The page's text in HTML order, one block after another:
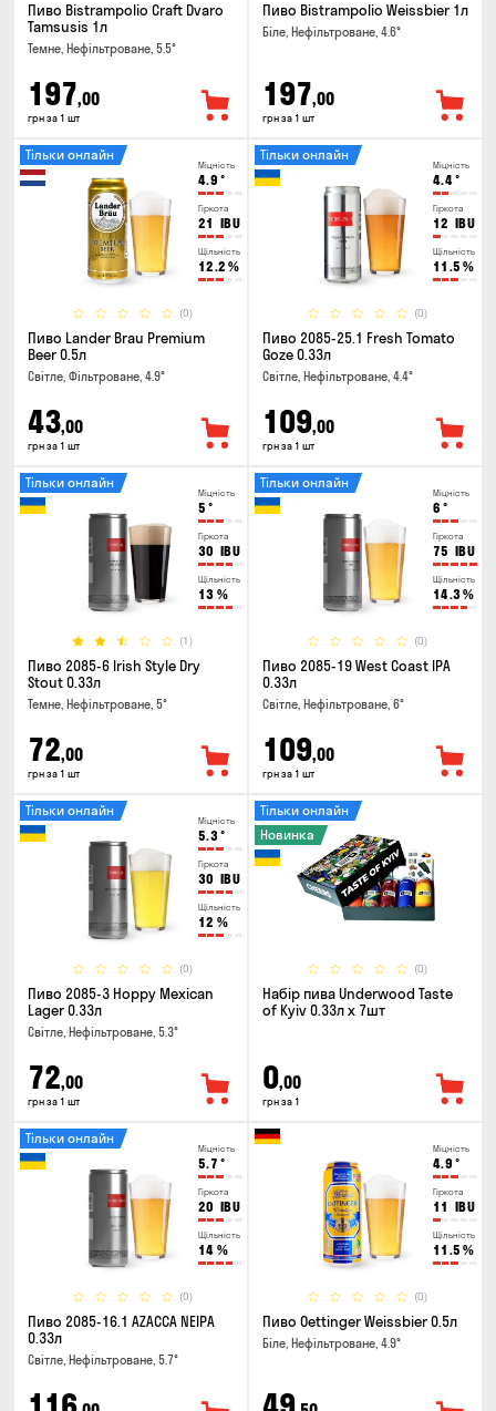
Пиво Bistrampolio Craft Dvaro
Tamsusis 1л
Темне, Нефільтроване, 5.5°
197,00
грн за 1 шт
Пиво Bistrampolio Weissbier 1л
Біле, Нефільтроване, 4.6°
197,00
грн за 1 шт
Міцність
4.9 °
Гіркота
21 IBU
Щільність
12.2 %
(0)
Тільки онлайн
Пиво Lander Brau Premium
Beer 0.5л
Світле, Фільтроване, 4.9°
43,00
грн за 1 шт
Міцність
4.4°
Гіркота
12 IBU
Щільність
11.5 %
(0)
Тільки онлайн
Пиво 2085-25.1 Fresh Tomato
Goze 0.33л
Світле, Нефільтроване, 4.4°
109,00
грн за 1 шт
Міцність
5 °
Гіркота
30 IBU
Щільність
13 %
(1)
Тільки онлайн
Пиво 2085-6 Irish Style Dry
Stout 0.33л
Темне, Нефільтроване, 5°
72,00
грн за 1 шт
Міцність
6 °
Гіркота
75 IBU
Щільність
14.3%
(0)
Тільки онлайн
Пиво 2085-19 West Coast IPA
0.33л
Світле, Нефільтроване, 6°
109,00
грн за 1 шт
Міцність
5.3°
Гіркота
30 IBU
Щільність
12 %
(0)
Тільки онлайн
Пиво 2085-3 Hoppy Mexican
Lager 0.33л
Світле, Нефільтроване, 5.3°
72,00
грн за 1 шт
(0)
Тільки онлайн
Новинка
Набір пива Underwood Taste
of Kyiv 0.33л x 7шт
0,00
грн за 1
Міцність
5.7 °
Гіркота
20 IBU
Щільність
14 %
(0)
Тільки онлайн
Пиво 2085-16.1 AZACCA NEIPA
0.33л
Світле, Нефільтроване, 5.7°
Міцність
4.9 °
Гіркота
11 IBU
Щільність
11.5 %
(0)
Пиво Oettinger Weissbier 0.5л
Біле, Нефільтроване, 4.9°